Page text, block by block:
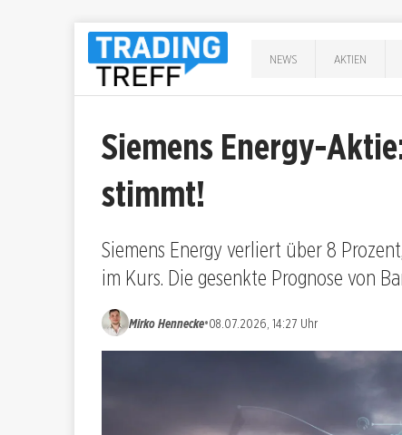
NEWS AKTIEN
Siemens Energy-
stimmt!
Siemens Energy verliert über 8
im Kurs. Die gesenkte Prognose von
Mirko Hennecke•08.07.2026, 14:27 Uhr